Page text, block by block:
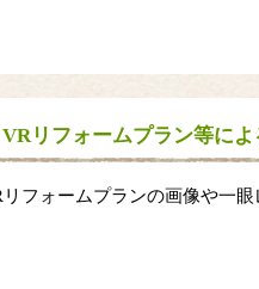
リフォームプラン等に
フォームプランの画像や一